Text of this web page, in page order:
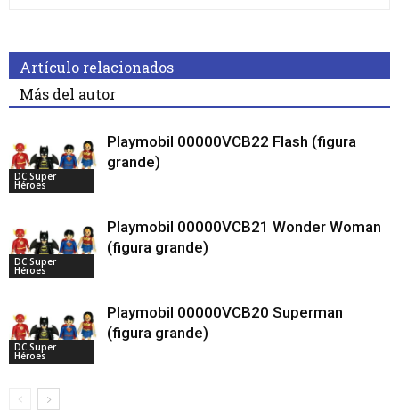
Artículo relacionados
Más del autor
DC Super
Héroes
Playmobil 00000VCB22 Flash (figura
grande)
DC Super
Héroes
Playmobil 00000VCB21 Wonder Woman
(figura grande)
DC Super
Héroes
Playmobil 00000VCB20 Superman
(figura grande)